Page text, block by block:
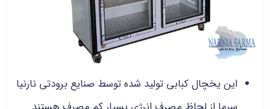
این یخچال کبابی تولید شده توسط صنایع برودتی نارنیا